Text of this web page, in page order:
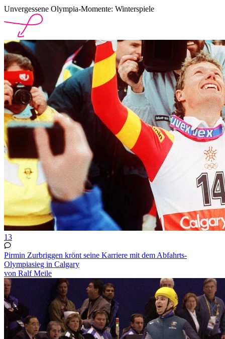
Unvergessene Olympia-Momente: Winterspiele
13
Pirmin Zurbriggen krönt seine Karriere mit dem Abfahrts-
Olympiasieg in Calgary
von Ralf Meile